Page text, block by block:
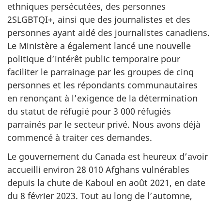
ethniques persécutées, des personnes
2SLGBTQI+, ainsi que des journalistes et des
personnes ayant aidé des journalistes canadiens.
Le Ministère a également lancé une nouvelle
politique d’intérêt public temporaire pour
faciliter le parrainage par les groupes de cinq
personnes et les répondants communautaires
en renonçant à l’exigence de la détermination
du statut de réfugié pour 3 000 réfugiés
parrainés par le secteur privé. Nous avons déjà
commencé à traiter ces demandes.
Le gouvernement du Canada est heureux d’avoir
accueilli environ 28 010 Afghans vulnérables
depuis la chute de Kaboul en août 2021, en date
du 8 février 2023. Tout au long de l’automne,